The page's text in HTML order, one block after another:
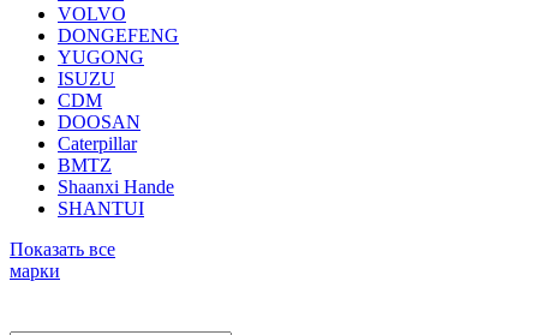
VOLVO
DONGEFENG
YUGONG
ISUZU
CDM
DOOSAN
Caterpillar
BMTZ
Shaanxi Hande
SHANTUI
Показать все
марки